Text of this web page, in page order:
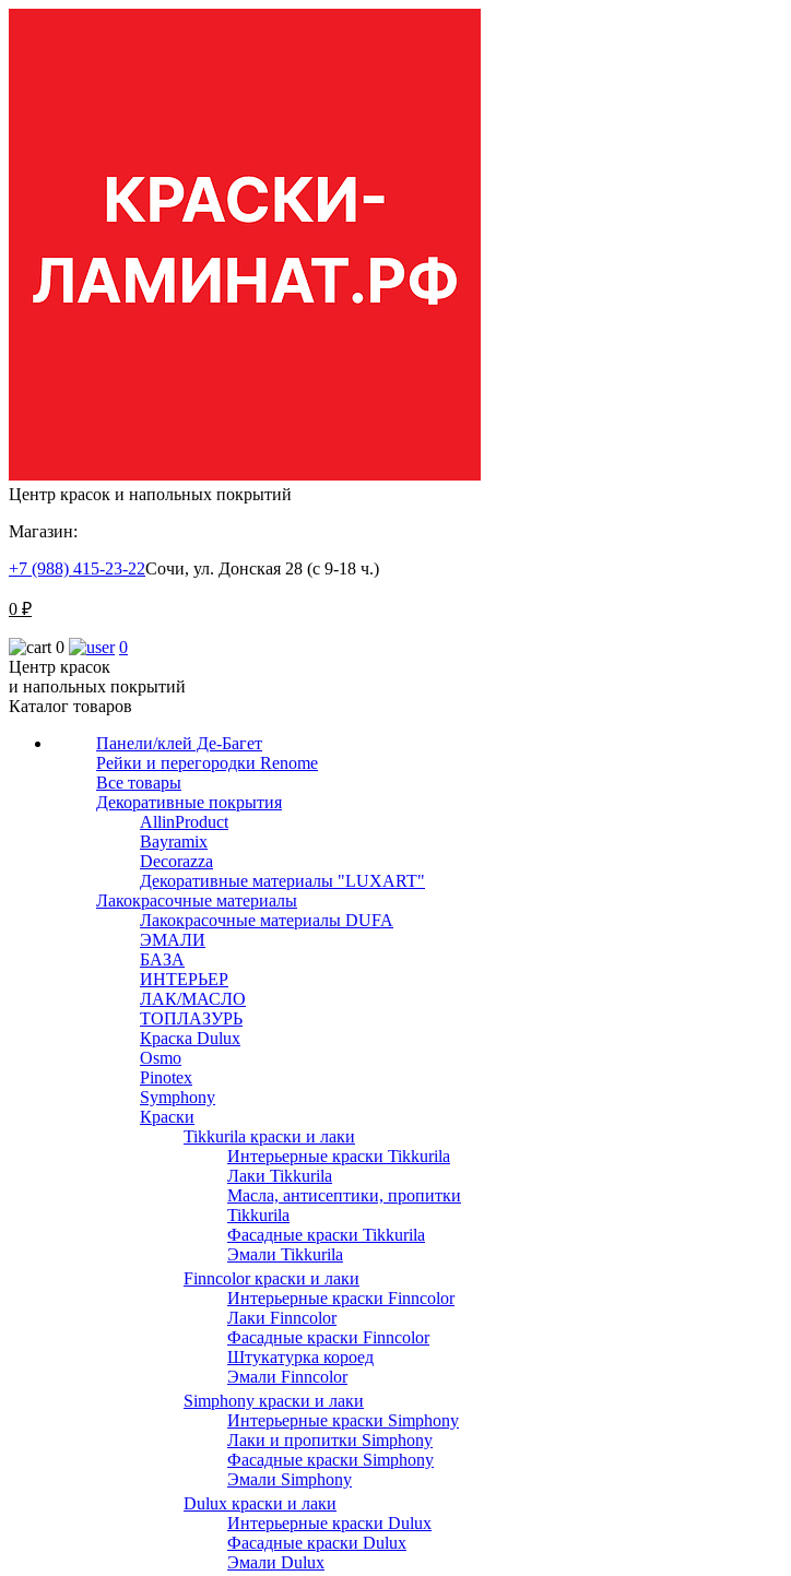
Центр красок и напольных покрытий
Магазин:
+7 (988) 415-23-22Сочи, ул. Донская 28 (с 9-18 ч.)
0 ₽
0
0
Центр красок
и напольных покрытий
Каталог товаров
Панели/клей Де-Багет
Рейки и перегородки Renome
Все товары
Декоративные покрытия
AllinProduct
Bayramix
Decorazza
Декоративные материалы "LUXART"
Лакокрасочные материалы
Лакокрасочные материалы DUFA
ЭМАЛИ
БАЗА
ИНТЕРЬЕР
ЛАК/МАСЛО
ТОПЛАЗУРЬ
Краска Dulux
Osmo
Pinotex
Symphony
Краски
Tikkurila краски и лаки
Интерьерные краски Tikkurila
Лаки Tikkurila
Масла, антисептики, пропитки
Tikkurila
Фасадные краски Tikkurila
Эмали Tikkurila
Finncolor краски и лаки
Интерьерные краски Finncolor
Лаки Finncolor
Фасадные краски Finncolor
Штукатурка короед
Эмали Finncolor
Simphony краски и лаки
Интерьерные краски Simphony
Лаки и пропитки Simphony
Фасадные краски Simphony
Эмали Simphony
Dulux краски и лаки
Интерьерные краски Dulux
Фасадные краски Dulux
Эмали Dulux